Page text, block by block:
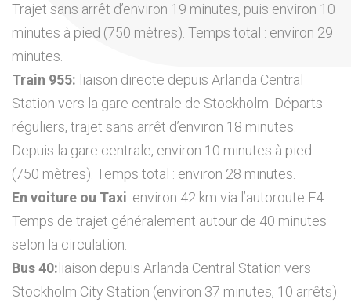
Trajet sans arrêt d’environ 19 minutes, puis environ 10
minutes à pied (750 mètres). Temps total : environ 29
minutes.
Train 955: liaison directe depuis Arlanda Central
Station vers la gare centrale de Stockholm. Départs
réguliers, trajet sans arrêt d’environ 18 minutes.
Depuis la gare centrale, environ 10 minutes à pied
(750 mètres). Temps total : environ 28 minutes.
En voiture ou Taxi: environ 42 km via l’autoroute E4.
Temps de trajet généralement autour de 40 minutes
selon la circulation.
Bus 40: liaison depuis Arlanda Central Station vers
Stockholm City Station (environ 37 minutes, 10 arrêts).